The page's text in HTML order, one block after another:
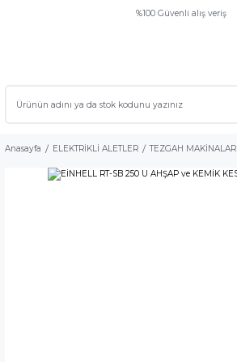
%100 Güvenli alış veriş
Anasayfa ELEKTRİKLİ ALETLER TEZGAH MAKİNALAR